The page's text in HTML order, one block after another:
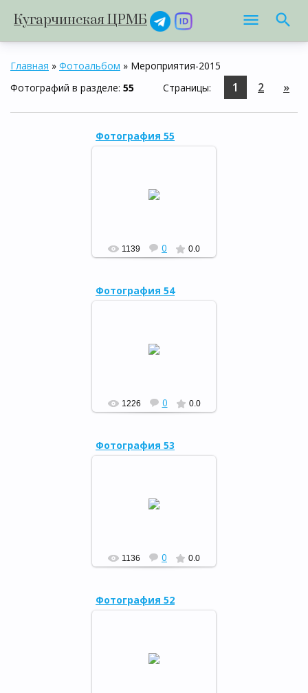
Кугарчинская ЦРМБ
Главная » Фотоальбом » Мероприятия-2015
Фотографий в разделе: 55 Страницы: 1 2 »
Фотография 55
Кугарчинском районе,
15.12.15
1139 0 0.0
Фотография 54
Кугарчинском районе,
15.12.15
1226 0 0.0
Фотография 53
семья", 07.12.15
1136 0 0.0
Фотография 52
мам", 20.11.15